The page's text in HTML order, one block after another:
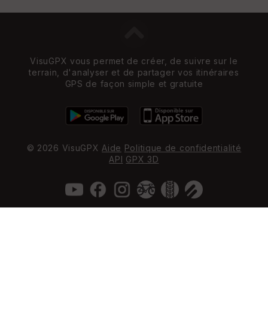
VisuGPX vous permet de créer, de suivre sur le
terrain, d'analyser et de partager vos itinéraires
GPS de façon simple et gratuite
© 2026 VisuGPX Aide Politique de confidentialité
API GPX 3D